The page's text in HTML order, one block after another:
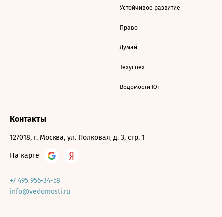
Устойчивое развитие
Право
Думай
Техуспех
Ведомости Юг
Контакты
127018, г. Москва, ул. Полковая, д. 3, стр. 1
На карте
+7 495 956-34-58
info@vedomosti.ru